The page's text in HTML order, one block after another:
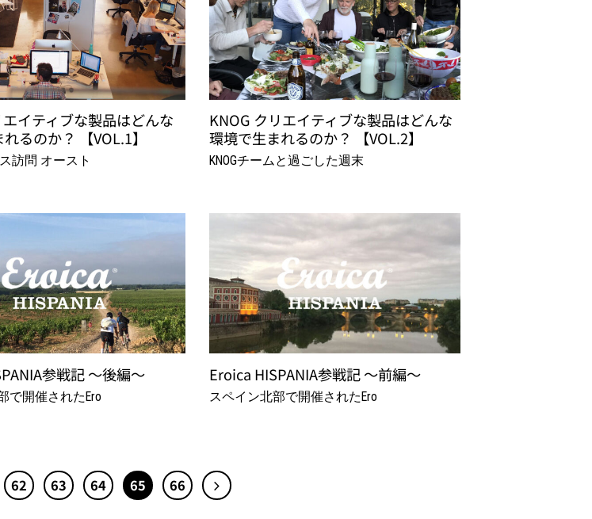
イティブな製品はどんな
るのか？ 【VOL.1】
訪問 オースト
KNOG クリエイティブな製品はどんな
環境で生まれるのか？ 【VOL.2】
KNOGチームと過ごした週末
参戦記 ～後編～
で開催されたEro
Eroica HISPANIA参戦記 ～前編～
スペイン北部で開催されたEro
62 63 64 65 66